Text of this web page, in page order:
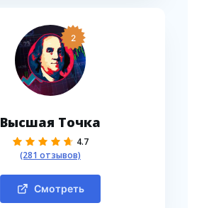
2
Высшая Точка
4.7
(281 отзывов)
Смотреть